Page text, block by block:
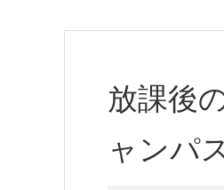
放課後
ャンパ